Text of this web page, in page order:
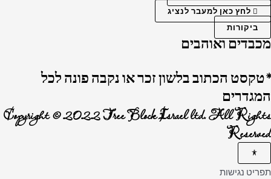
לחץ כאן למעבר לנציג
ביקורות
מכבדים ואוהבים
*טקסט הכתוב בלשון זכר או נקבה פונה לכל
המגדרים
Copyright © 2022 Tree Block Israel ltd. All Rights
Reserved
תפריט נגישות